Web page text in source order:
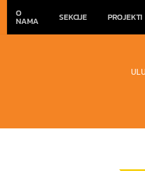
O
NAMA SEKCIJE PROJEKTI